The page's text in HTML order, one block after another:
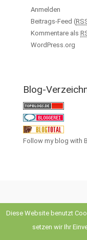
Anmelden
Beitrags-Feed (
Kommentare als
WordPress.org
Blog-
Follow my blog with
theme by
Diese Website benutzt
setzen wir Ihr